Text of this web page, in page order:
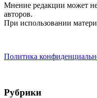
Мнение редакции может
авторов.
При использовании
Политика
Рубрики